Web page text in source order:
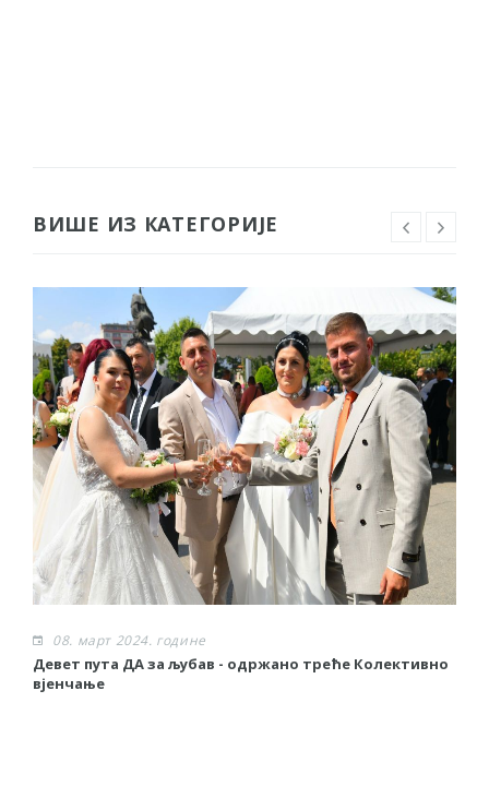
ВИШЕ ИЗ КАТЕГОРИЈЕ
08. март 2024. године
Девет пута ДА за љубав - одржано треће Колективно
вјенчање